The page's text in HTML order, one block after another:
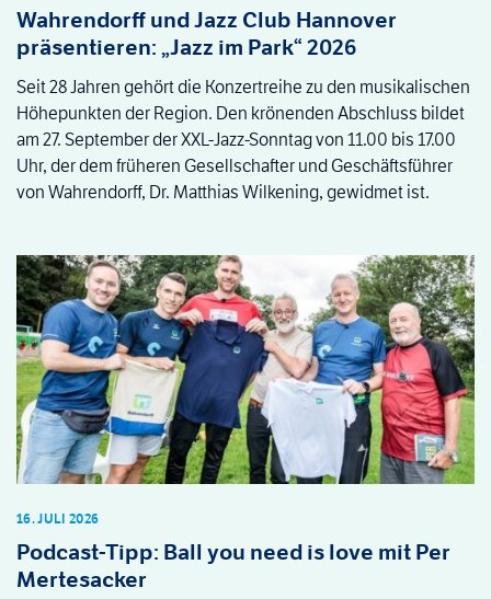
Wahrendorff und Jazz Club Hannover
präsentieren: „Jazz im Park“ 2026
Seit 28 Jahren gehört die Konzertreihe zu den musikalischen
Höhepunkten der Region. Den krönenden Abschluss bildet
am 27. September der XXL-Jazz-Sonntag von 11.00 bis 17.00
Uhr, der dem früheren Gesellschafter und Geschäftsführer
von Wahrendorff, Dr. Matthias Wilkening, gewidmet ist.
Podcast-Tipp: Ball you need is love mit Per
Mertesacker
16. JULI 2026